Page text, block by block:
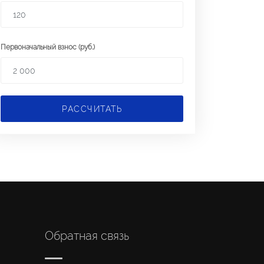
Первоначальный взнос (руб.)
РАССЧИТАТЬ
Обратная связь